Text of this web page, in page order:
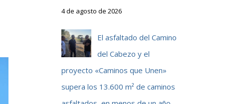
4 de agosto de 2026
El asfaltado del Camino
del Cabezo y el
proyecto «Caminos que Unen»
supera los 13.600 m² de caminos